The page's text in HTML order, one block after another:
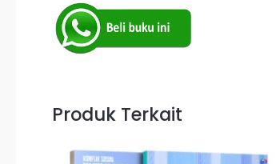
Produk Terkait